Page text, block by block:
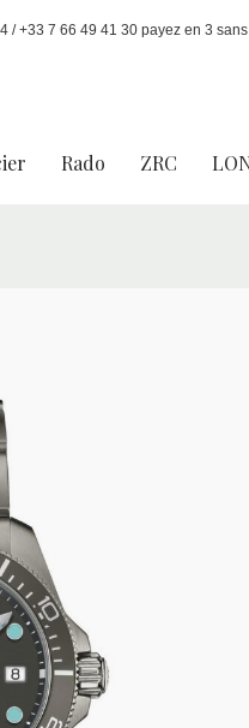
/ +33 7 66 49 41 30 payez en 3
Rado ZRC